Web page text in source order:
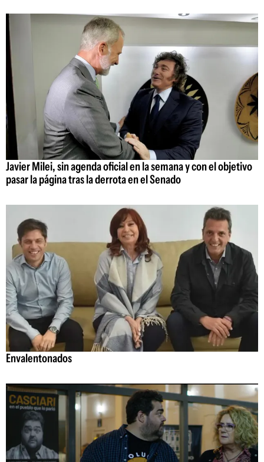
Javier Milei, sin agenda oficial en la semana y con el objetivo
pasar la página tras la derrota en el Senado
Envalentonados